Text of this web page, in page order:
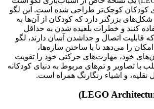
کودکان کوچک‌تر طراحی شده است. این لگو
شکل‌های بزرگتر دارد که کودکان از آن‌ها به
کنند و خطرات بلعیده شدن به حداقل
قابلیت اتصال و جداشدن آسان دارند، لگو
را می‌دهد تا با ساختن سازه‌ها،
خود، مهارت‌های حرکتی خود را تقویت
با تصاویر و تم‌های مربوط به دنیای کودکانه
نقلیه، و اشیاء رنگارنگ همراه است.